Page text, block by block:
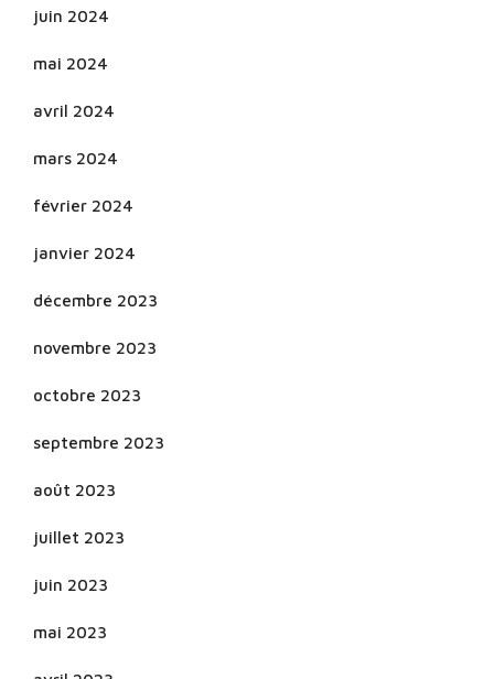
juin 2024
mai 2024
avril 2024
mars 2024
février 2024
janvier 2024
décembre 2023
novembre 2023
octobre 2023
septembre 2023
août 2023
juillet 2023
juin 2023
mai 2023